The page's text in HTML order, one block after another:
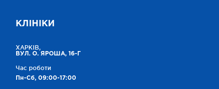
КЛІНІКИ
ХАРКІВ,
ВУЛ. О. ЯРОША, 16-Г
Час роботи
Пн-Сб, 09:00-17:00